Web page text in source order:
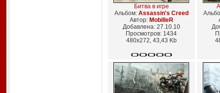
Битва в игре
Альбом: Assassin's Creed
Автор: MobilleR
Добавлена: 27.10.10
Просмотров: 1434
480x272, 43,43 Kb